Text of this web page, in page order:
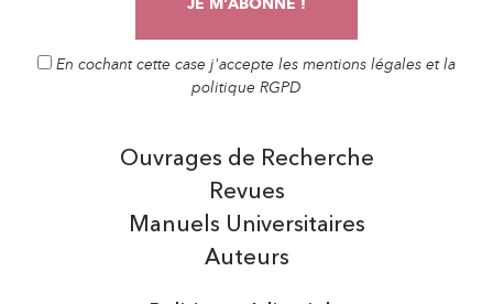
En cochant cette case j'accepte les mentions légales et la
politique RGPD
Auteurs
Manuels Universitaires
Ouvrages de Recherche
Revues